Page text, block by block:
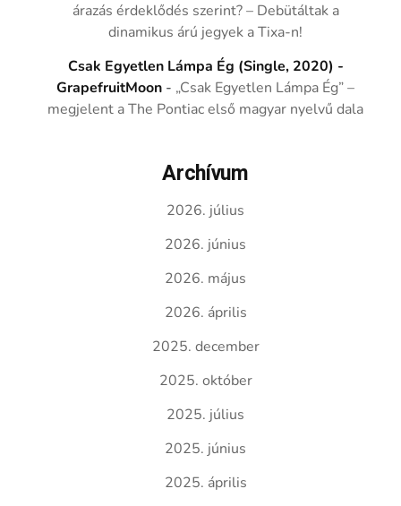
árazás érdeklődés szerint? – Debütáltak a
dinamikus árú jegyek a Tixa-n!
Csak Egyetlen Lámpa Ég (Single, 2020) -
GrapefruitMoon - „Csak Egyetlen Lámpa Ég” –
megjelent a The Pontiac első magyar nyelvű dala
Archívum
2026. július
2026. június
2026. május
2026. április
2025. december
2025. október
2025. július
2025. június
2025. április